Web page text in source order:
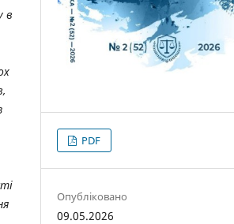
в
PDF
Опубліковано
09.05.2026